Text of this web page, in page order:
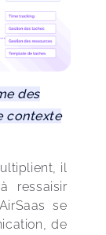
des
contexte
il
ressaisir
se
de